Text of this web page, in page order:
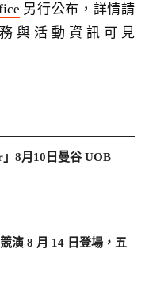
另行公布，詳情請
與活動資訊可見
8月10日曼谷 UOB
演 8 月 14 日登場，五